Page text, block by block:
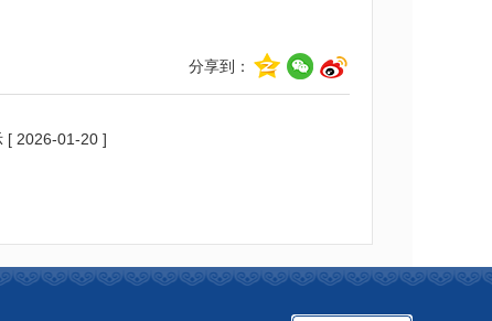
3公
为准）
农业
博孜
达克
分享到：
[ 2026-01-20 ]